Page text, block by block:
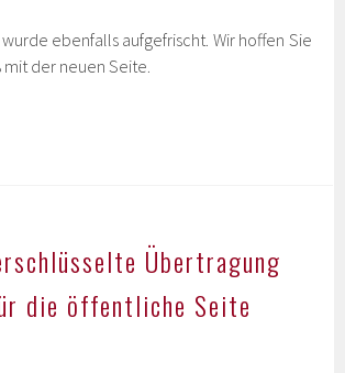
wurde ebenfalls aufgefrischt. Wir hoffen Sie
der neuen Seite.
Übertragung
die öffentliche Seite